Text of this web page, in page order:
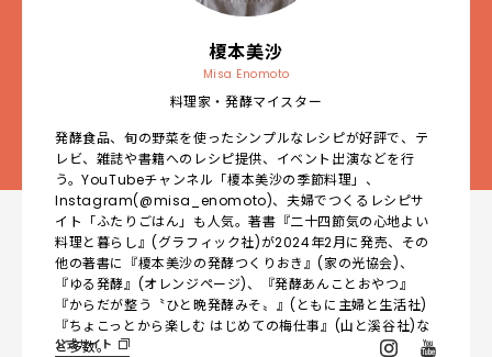
榎本美沙
Misa Enomoto
料理家・発酵マイスター
発酵食品、旬の野菜を使ったシンプルなレシピが好評で、テ
レビ、雑誌や書籍へのレシピ提供、イベント出演などを行
う。YouTubeチャンネル「榎本美沙の季節料理」、
Instagram(@misa_enomoto)、夫婦でつくるレシピサ
イト「ふたりごはん」も人気。著書『二十四節気の心地よい
料理と暮らし』(グラフィック社)が2024年2月に発売、その
他の著書に『榎本美沙の発酵つくりおき』(家の光協会)、
『ゆる発酵』(オレンジページ)、『発酵あんことおやつ』
『からだが整う〝ひと晩発酵みそ〟』(ともに主婦と生活社)
『ちょこっとから楽しむ はじめての梅仕事』(山と溪谷社)な
ど多数。
公式サイト